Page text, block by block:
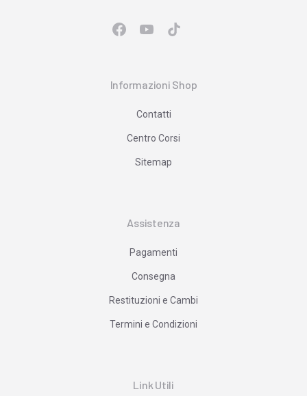
Informazioni Shop
Contatti
Centro Corsi
Sitemap
Assistenza
Pagamenti
Consegna
Restituzioni e Cambi
Termini e Condizioni
Link Utili